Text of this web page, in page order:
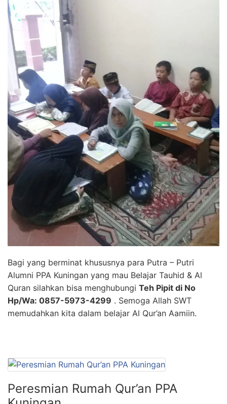
Bagi yang berminat khususnya para Putra – Putri
Alumni PPA Kuningan yang mau Belajar Tauhid & Al
Quran silahkan bisa menghubungi Teh Pipit di No
Hp/Wa: 0857-5973-4299 . Semoga Allah SWT
memudahkan kita dalam belajar Al Qur’an Aamiin.
Peresmian Rumah Qur’an PPA